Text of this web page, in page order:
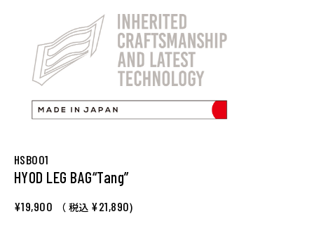
HSB001
HYOD LEG BAG“Tang”
¥19,900 （ 税込 ¥21,890)